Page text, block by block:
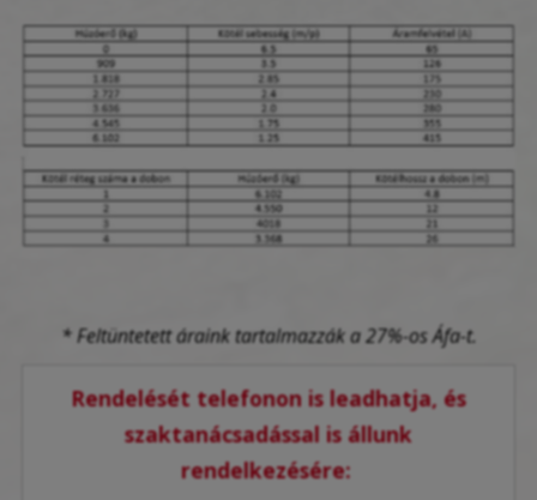
* Feltüntetett áraink tartalmazzák a 27%-os Áfa-t.
Rendelését telefonon is leadhatja, és
szaktanácsadással is állunk
rendelkezésére: